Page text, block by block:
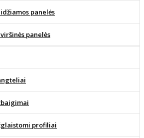
panelės
panelės
profiliai